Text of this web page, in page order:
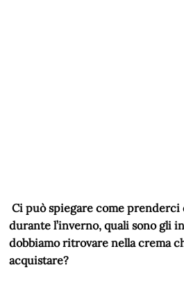
Ci può spiegare come prenderci
durante l’inverno, quali sono gli
dobbiamo ritrovare nella crema
acquistare?